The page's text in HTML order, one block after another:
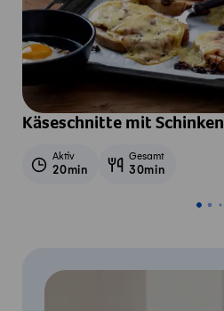
Käseschnitte mit Schinken
Aktiv
20min
Gesamt
30min